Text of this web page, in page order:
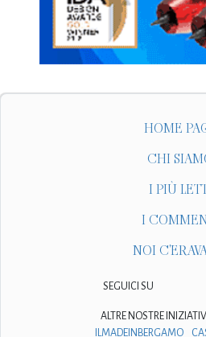
HOME
CHI
I PIÙ
I
NOI
SEGUICI SU
ALTRE NOSTRE
ILMADEINBERGAMO